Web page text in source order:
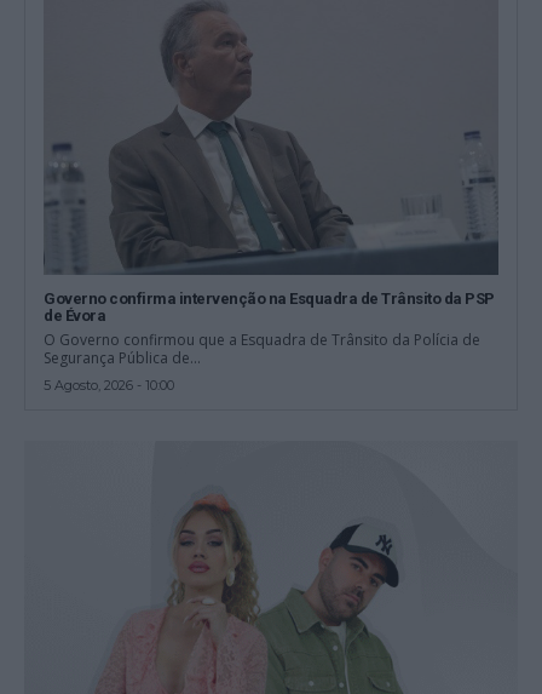
Governo confirma intervenção na Esquadra de Trânsito da PSP
de Évora
O Governo confirmou que a Esquadra de Trânsito da Polícia de
Segurança Pública de...
5 Agosto, 2026 - 10:00